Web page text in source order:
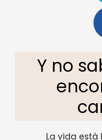
Y no
La vida está